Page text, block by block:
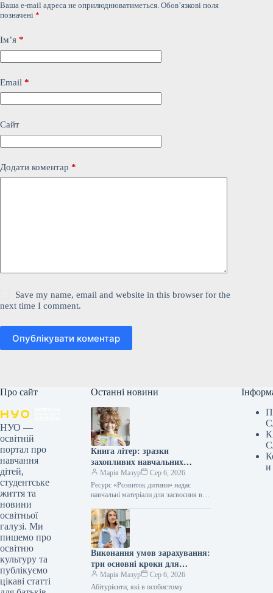
Ваша e-mail адреса не оприлюднюватиметься. Обов’язкові поля
позначені *
Ім’я *
Email *
Сайт
Додати коментар *
Save my name, email and website in this browser for the
next time I comment.
Опублікувати коментар
Про сайт
НУО —
освітній
портал про
навчання
дітей,
студентське
життя та
новини
освітньої
галузі. Ми
пишемо про
освітню
культуру та
публікуємо
цікаві статті
Останні новини
Книга літер: зразки
захопливих навчальних
посібників
Марія Мазур
Сер 6, 2026
Ресурс «Розвиток дитини» надає
навчальні матеріали для засвоєння всіх
пропонується під час вивчення певної
букви оформити…
Виконання умов зарахування:
три основні кроки для
кандидата
Марія Мазур
Сер 6, 2026
Абітурієнти, які в особистому
и